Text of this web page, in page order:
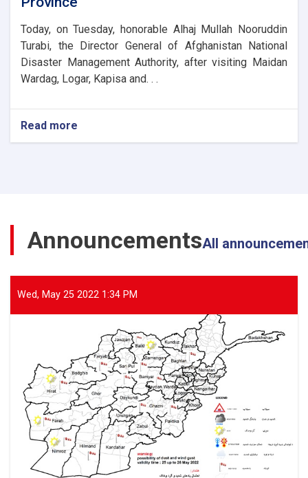
Today, on Tuesday, honorable Alhaj Mullah Nooruddin
Turabi, the Director General of Afghanistan National
Disaster Management Authority, after visiting Maidan
Wardag, Logar, Kapisa and. . .
Read more
Flood-
Affected
of
Parwan
AnnouncementsAll
Wed, May 25 2022 1:34 PM